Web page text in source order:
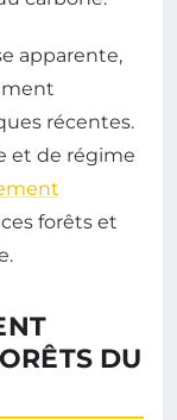
apparente,
récentes.
et de régime
forêts et
DU